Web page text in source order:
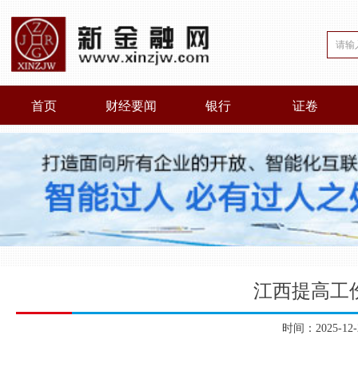
首页 财经要闻 银行 证卷
时间：2025-
江西提高工